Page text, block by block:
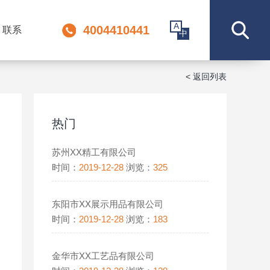
联系 4004410441 A
中
< 返回列表
热门
苏州XX精工有限公司
时间： 2019-12-28 浏览： 325
东阳市XX展示用品有限公司
时间： 2019-12-28 浏览： 183
金华市XX工艺品有限公司